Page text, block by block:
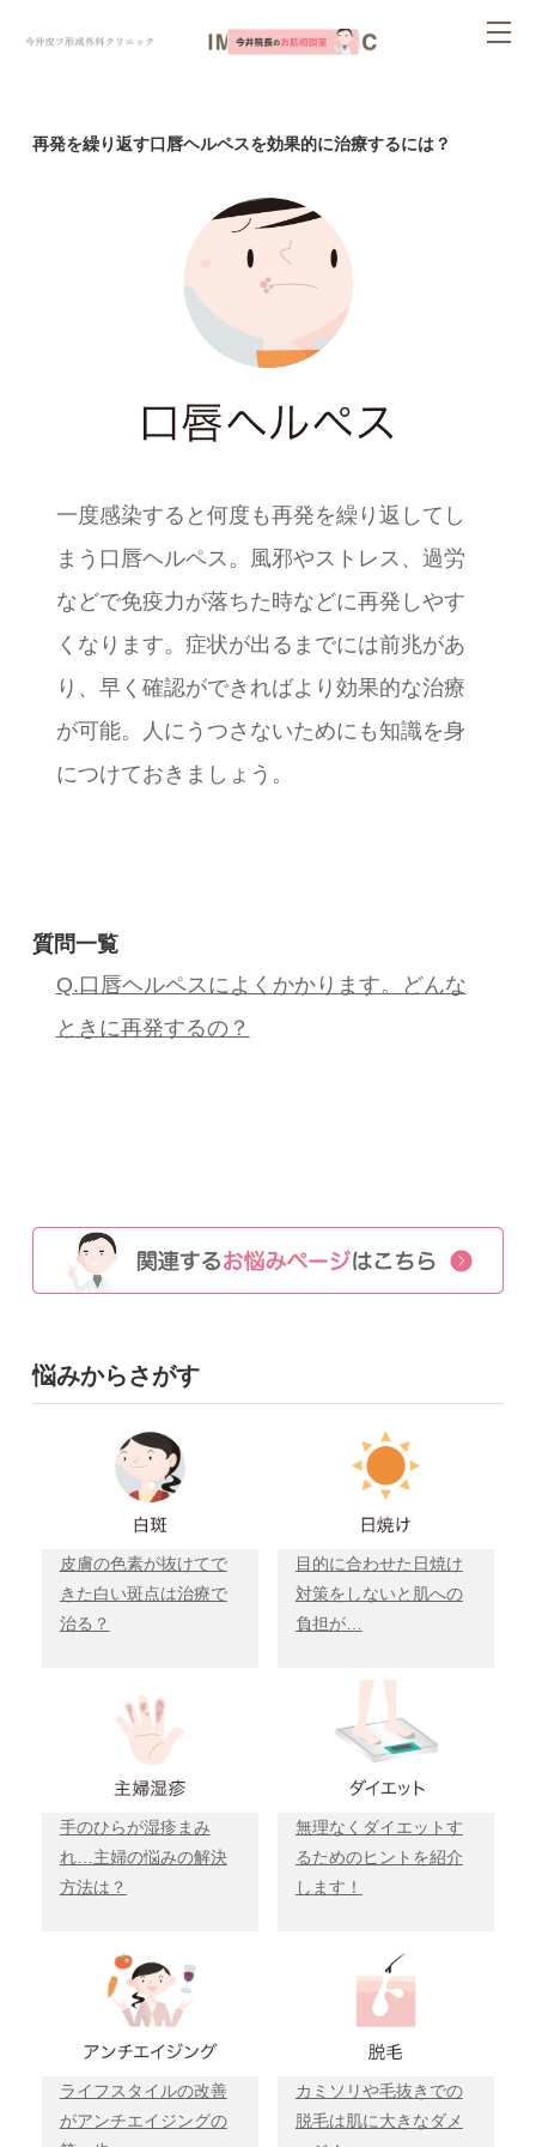
再発を繰り返す口唇ヘルペスを効果的に治療するには？
一度感染すると何度も再発を繰り返してし
まう口唇ヘルペス。風邪やストレス、過労
などで免疫力が落ちた時などに再発しやす
くなります。症状が出るまでには前兆があ
り、早く確認ができればより効果的な治療
が可能。人にうつさないためにも知識を身
につけておきましょう。
質問一覧
Q.口唇ヘルペスによくかかります。どんな
ときに再発するの？
悩みからさがす
皮膚の色素が抜けてで
きた白い斑点は治療で
治る？
目的に合わせた日焼け
対策をしないと肌への
負担が…
手のひらが湿疹まみ
れ…主婦の悩みの解決
方法は？
無理なくダイエットす
るためのヒントを紹介
します！
ライフスタイルの改善
がアンチエイジングの
カミソリや毛抜きでの
脱毛は肌に大きなダメ